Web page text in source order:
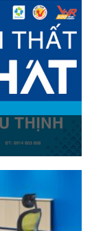
và cung cấp
phòng, tủ hồ
thất The